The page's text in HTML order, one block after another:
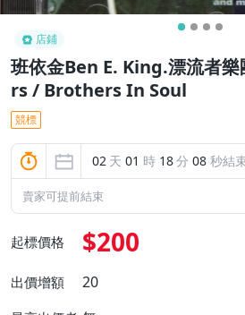
店鋪
班依金Ben E. King.漂流者
rs / Brothers In Soul
競標
02 天 01 時 18分 08 秒結
賣家可提前結束
起標價格 $200
出價增額 20